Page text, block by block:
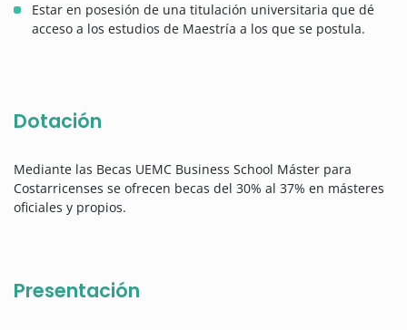
Estar en posesión de una titulación universitaria que dé
acceso a los estudios de Maestría a los que se postula.
Dotación
Mediante las Becas UEMC Business School Máster para
Costarricenses se ofrecen becas del 30% al 37% en másteres
oficiales y propios.
Presentación